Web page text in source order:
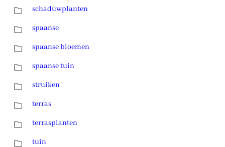
schaduwplanten
spaanse
spaanse bloemen
spaanse tuin
struiken
terras
terrasplanten
tuin